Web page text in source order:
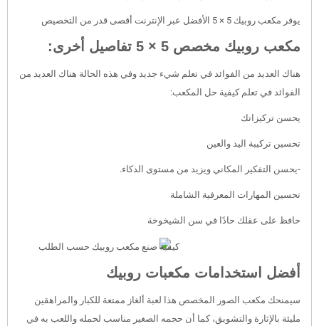
يوفر مكعب روبيك 5 × 5 الأفضل عبر الإنترنت أقصى قدر من التخصيص
مكعب روبيك مخصص 5 × 5 تفاصيل أخرى:
هناك العديد من الفوائد في تعلم شيء جديد وفي هذه الحالة هناك العديد من
الفوائد في تعلم كيفية حل المكعب:
يحسن تركيزاتك
تحسين تركيبة اليد والعين
-يحسن التفكير المكاني ويزيد من مستوى الذكاء.
تحسين المهارات المعرفية الشاملة
حافظ على عقلك حادًا في سن الشيخوخة
أفضل استخدامات مكعبات روبيك
سيمنحك مكعب الصور المخصص هذا لعبة ألغاز ممتعة للكبار والمراهقين
مليئة بالإثارة والتشويق، كما أن حجمه الصغير مناسب لحمله واللعب به في